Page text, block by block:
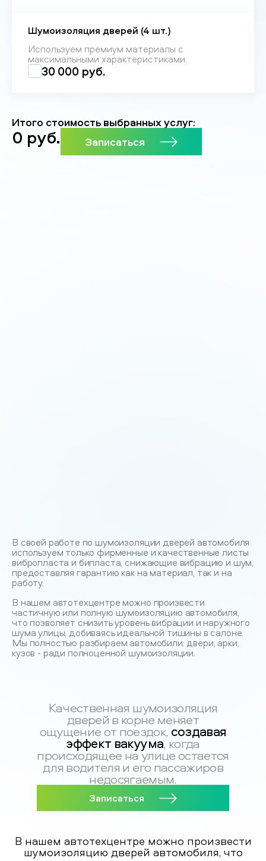
Шумоизоляция дверей (4 шт.)
Используем премиум материалы с
максимальными характеристиками.
30 000 руб.
Итого стоимость выбранных услуг:
0 руб. Записаться
В своей работе по шумоизоляции дверей автомобиля
используем только фирменные и качественные листы
вибропласта и бипласта, снижающие вибрацию и шум,
предоставляя гарантию как на материал, так и на
работу.
В нашем автотехцентре можно произвести
частичную или полную шумоизоляцию автомобиля,
что позволяет снизить уровень вибрации и наружного
шума улицы, добиваясь идеальной тишины в салоне.
Мы полностью разбираем автомобили: двери, арки,
кузов - ради полноценной шумоизоляции.
Качественная шумоизоляция
дверей в корне меняет
ощущение от поездок, создавая
эффект вакуума, когда
происходящее на улице остается
для водителя и его пассажиров
недосягаемым.
Записаться
В нашем автотехцентре можно произвести
шумоизоляцию дверей автомобиля, что